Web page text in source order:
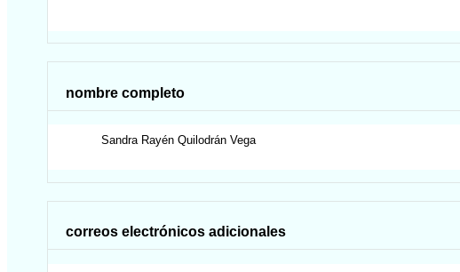
nombre completo
Sandra Rayén Quilodrán Vega
correos electrónicos adicionales